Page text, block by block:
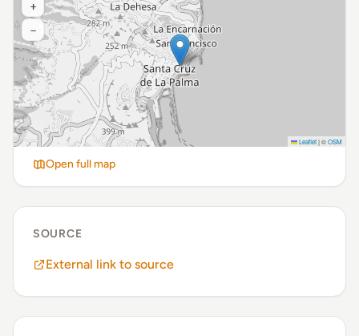
+
−
Leaflet|©OSM
Open full map
SOURCE
External link to source